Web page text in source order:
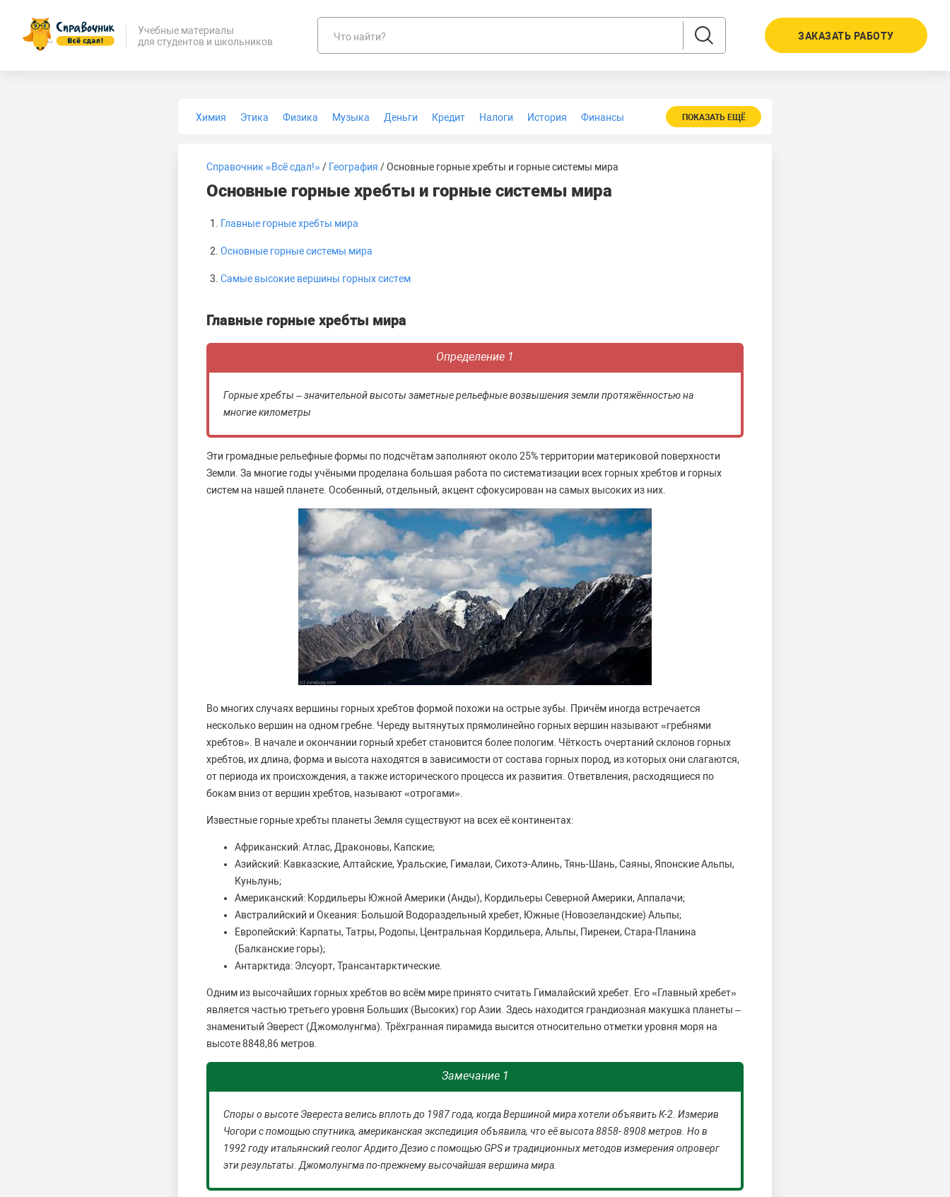
Учебные материалы
для студентов и школьников
Что найти? ЗАКАЗАТЬ РАБОТУ
Химия Этика Физика Музыка Деньги Кредит Налоги История
Финансы
ПОКАЗАТЬ ЕЩЁ
Справочник «Всё сдал!»/ География / Основные горные хребты и горные системы мира
Основные горные хребты и горные системы мира
Главные горные хребты мира
Основные горные системы мира
Самые высокие вершины горных систем
Главные горные хребты мира
Определение 1
Горные хребты – значительной высоты заметные рельефные возвышения земли протяжённостью на
многие километры
Эти громадные рельефные формы по подсчётам заполняют около 25% территории материковой поверхности
Земли. За многие годы учёными проделана большая работа по систематизации всех горных хребтов и горных
систем на нашей планете. Особенный, отдельный, акцент сфокусирован на самых высоких из них.
Во многих случаях вершины горных хребтов формой похожи на острые зубы. Причём иногда встречается
несколько вершин на одном гребне. Череду вытянутых прямолинейно горных вершин называют «гребнями
хребтов». В начале и окончании горный хребет становится более пологим. Чёткость очертаний склонов горных
хребтов, их длина, форма и высота находятся в зависимости от состава горных пород, из которых они слагаются,
от периода их происхождения, а также исторического процесса их развития. Ответвления, расходящиеся по
бокам вниз от вершин хребтов, называют «отрогами».
Известные горные хребты планеты Земля существуют на всех её континентах:
Африканский: Атлас, Драконовы, Капские;
Азийский: Кавказские, Алтайские, Уральские, Гималаи, Сихотэ-Алинь, Тянь-Шань, Саяны, Японские Альпы,
Куньлунь;
Американский: Кордильеры Южной Америки (Анды), Кордильеры Северной Америки, Аппалачи;
Австралийский и Океания: Большой Водораздельный хребет, Южные (Новозеландские) Альпы;
Европейский: Карпаты, Татры, Родопы, Центральная Кордильера, Альпы, Пиренеи, Стара-Планина
(Балканские горы);
Антарктида: Элсуорт, Трансантарктические.
Одним из высочайших горных хребтов во всём мире принято считать Гималайский хребет. Его «Главный хребет»
является частью третьего уровня Больших (Высоких) гор Азии. Здесь находится грандиозная макушка планеты –
знаменитый Эверест (Джомолунгма). Трёхгранная пирамида высится относительно отметки уровня моря на
высоте 8848,86 метров.
Замечание 1
Споры о высоте Эвереста велись вплоть до 1987 года, когда Вершиной мира хотели объявить К-2. Измерив
Чогори с помощью спутника, американская экспедиция объявила, что её высота 8858- 8908 метров. Но в
1992 году итальянский геолог Ардито Дезио с помощью GPS и традиционных методов измерения опроверг
эти результаты. Джомолунгма по-прежнему высочайшая вершина мира.